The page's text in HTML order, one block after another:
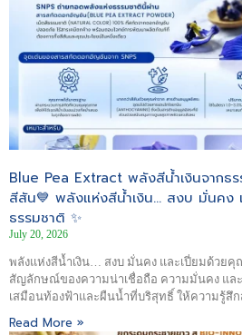
Blue Pea Extract พลังสีน้ำเงินจากธ
สีสัน💙 พลังแห่งสีน้ำเงิน… สงบ มั่นคง
ธรรมชาติ ✨
July 20, 2026
พลังแห่งสีน้ำเงิน… สงบ มั่นคง และเปี่ยมด้วย
สัญลักษณ์ของความน่าเชื่อถือ ความมั่นคง แล
เสมือนท้องฟ้าและผืนน้ำที่บริสุทธิ์ ให้ความรู้สึ
Read More »